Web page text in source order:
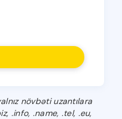
növbəti uzantılara
.info, .name, .tel, .eu,